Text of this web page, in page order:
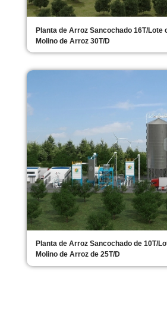
Planta de Arroz Sancochado 16T/Lote
Molino de Arroz 30T/D
Planta de Arroz Sancochado de 10T/
Molino de Arroz de 25T/D